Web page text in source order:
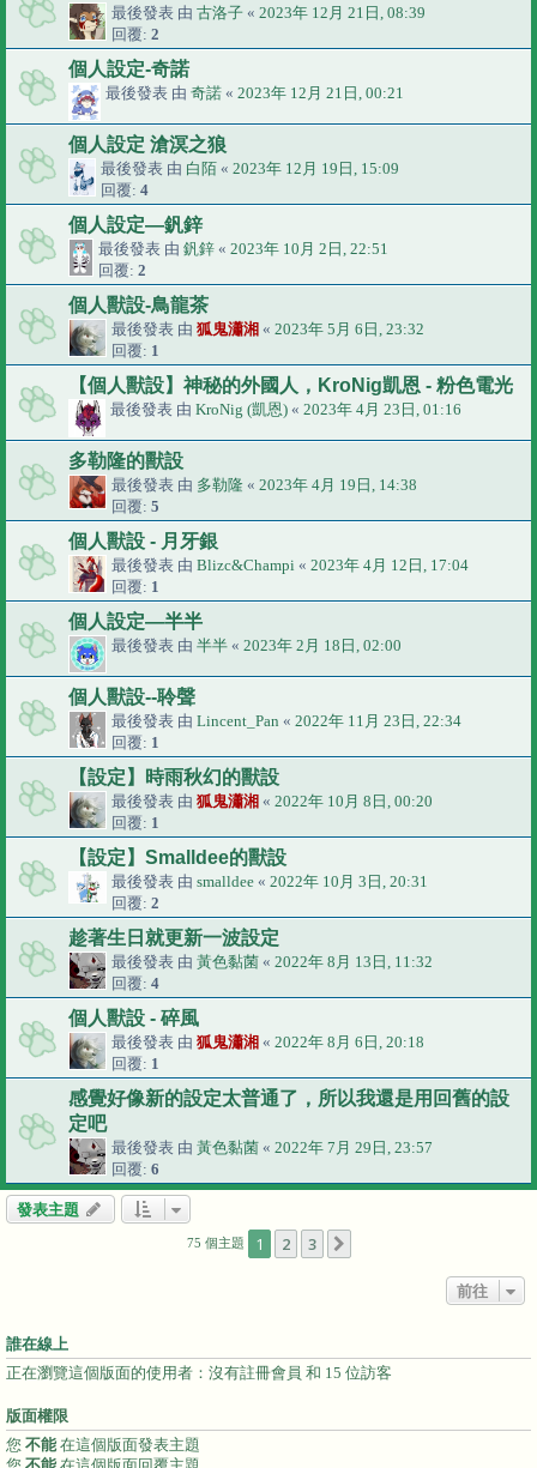
最後發表 由 古洛子 « 2023年 12月 21日, 08:39
回覆: 2
個人設定-奇諾
最後發表 由 奇諾 « 2023年 12月 21日, 00:21
個人設定 滄溟之狼
最後發表 由 白陌 « 2023年 12月 19日, 15:09
回覆: 4
個人設定—釩鋅
最後發表 由 釩鋅 « 2023年 10月 2日, 22:51
回覆: 2
個人獸設-鳥龍茶
最後發表 由 狐鬼瀟湘 « 2023年 5月 6日, 23:32
回覆: 1
【個人獸設】神秘的外國人，KroNig凱恩 - 粉色電光
最後發表 由 KroNig (凱恩) « 2023年 4月 23日, 01:16
多勒隆的獸設
最後發表 由 多勒隆 « 2023年 4月 19日, 14:38
回覆: 5
個人獸設 - 月牙銀
最後發表 由 Blizc&Champi « 2023年 4月 12日, 17:04
回覆: 1
個人設定—半半
最後發表 由 半半 « 2023年 2月 18日, 02:00
個人獸設--聆聲
最後發表 由 Lincent_Pan « 2022年 11月 23日, 22:34
回覆: 1
【設定】時雨秋幻的獸設
最後發表 由 狐鬼瀟湘 « 2022年 10月 8日, 00:20
回覆: 1
【設定】Smalldee的獸設
最後發表 由 smalldee « 2022年 10月 3日, 20:31
回覆: 2
趁著生日就更新一波設定
最後發表 由 黃色黏菌 « 2022年 8月 13日, 11:32
回覆: 4
個人獸設 - 碎風
最後發表 由 狐鬼瀟湘 « 2022年 8月 6日, 20:18
回覆: 1
感覺好像新的設定太普通了，所以我還是用回舊的設
定吧
最後發表 由 黃色黏菌 « 2022年 7月 29日, 23:57
回覆: 6
發表主題
75 個主題 1 2 3
前往
誰在線上
正在瀏覽這個版面的使用者：沒有註冊會員 和 15 位訪客
版面權限
您 不能 在這個版面發表主題